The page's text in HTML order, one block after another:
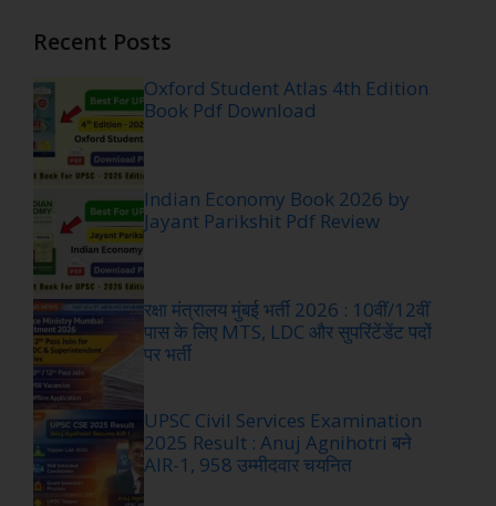
Recent Posts
Oxford Student Atlas 4th Edition
Book Pdf Download
Indian Economy Book 2026 by
Jayant Parikshit Pdf Review
रक्षा मंत्रालय मुंबई भर्ती 2026 : 10वीं/12वीं
पास के लिए MTS, LDC और सुपरिंटेंडेंट पदों
पर भर्ती
UPSC Civil Services Examination
2025 Result : Anuj Agnihotri बने
AIR-1, 958 उम्मीदवार चयनित